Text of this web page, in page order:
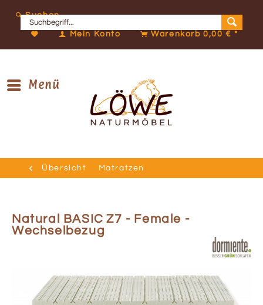
Suchen
Mein Konto Warenkorb0,00 € *
Menü
Übersicht Matratzen
Natural BASIC Z7 - Female -
Wechselbezug